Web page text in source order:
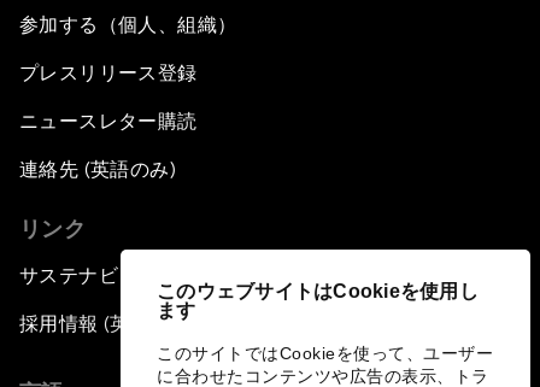
このウェブサイトはCookieを使用し
ます
このサイトではCookieを使って、ユーザー
に合わせたコンテンツや広告の表示、トラ
参加する（個人、組織）
プレスリリース登録
ニュースレター購読
連絡先 (英語のみ)
リンク
サステナビリティへの取り組み
採用情報 (英語のみ)